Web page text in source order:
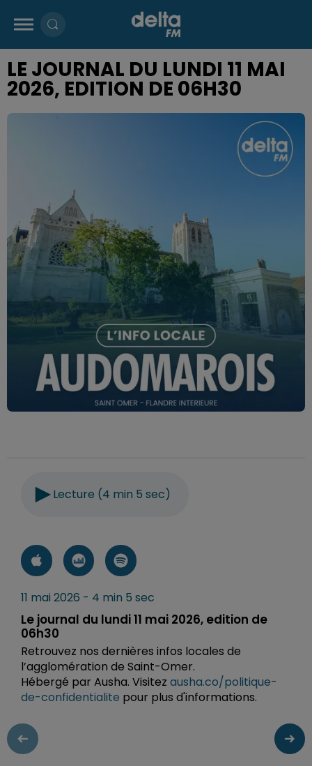
LE JOURNAL DU LUNDI 11 MAI
2026, EDITION DE 06H30
Lecture (4 min 5 sec)
11 mai 2026 - 4 min 5 sec
Le journal du lundi 11 mai 2026, edition de
06h30
Retrouvez nos dernières infos locales de
l’agglomération de Saint-Omer.
Hébergé par Ausha. Visitez ausha.co/politique-
de-confidentialite pour plus d'informations.